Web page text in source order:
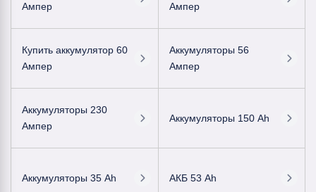
Ампер
Ампер
Купить аккумулятор 60
Ампер
Аккумуляторы 56
Ампер
Аккумуляторы 230
Ампер
Аккумуляторы 150 Ah
Аккумуляторы 35 Ah АКБ 53 Ah